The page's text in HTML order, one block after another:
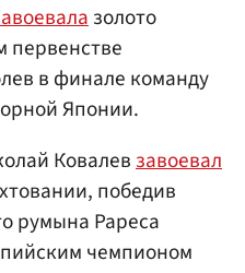
золото
в финале команду
Японии.
Ковалевзавоевал
победив
румына Рареса
чемпионом